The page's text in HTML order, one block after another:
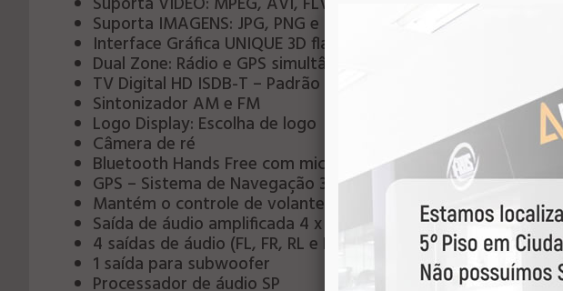
Suporta IMAGENS: JPG, PNG e GIF
Interface Gráfica UNIQUE 3D flash
Dual Zone: Rádio e GPS simultâneo
TV Digital HD ISDB-T – Padrão Brasileiro
Sintonizador AM e FM
Logo Display: Escolha de logo
Câmera de ré
Bluetooth Hands Free com microfone externo
GPS – Sistema de Navegação 3D
Mantém o controle de volante original
Saída de áudio amplificada 4 x 45 W
4 saídas de áudio (FL, FR, RL e RR)
1 saída para subwoofer
Processador de áudio SP